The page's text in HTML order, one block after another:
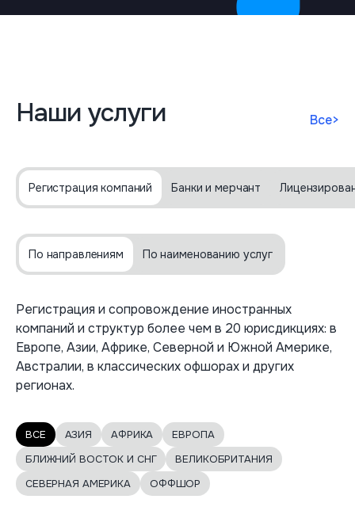
Наши услуги Все>
Регистрация компаний Банки и мерчант
По направлениям По наименованию услуг
Регистрация и сопровождение иностранных
компаний и структур более чем в 20 юрисдикциях: в
Европе, Азии, Африке, Северной и Южной Америке,
Австралии, в классических офшорах и других
регионах.
ВСЕ АЗИЯ АФРИКА
ЕВРОПА
БЛИЖНИЙ ВОСТОК И СНГ
ВЕЛИКОБРИТАНИЯ
СЕВЕРНАЯ АМЕРИКА
ОФФШОР